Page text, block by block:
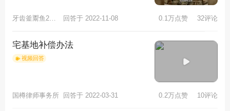
回答于 2022-11-08 0.1万点赞 32评论
宅基地补偿办法
视频回答
国樽律师事务所 回答于 2022-03-31 0.2万点赞 10评论